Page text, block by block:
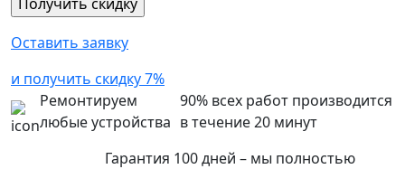
Оставить заявку
и получить скидку 7%
Ремонтируем
любые устройства
90% всех работ производится
в течение 20 минут
Гарантия 100 дней – мы полностью